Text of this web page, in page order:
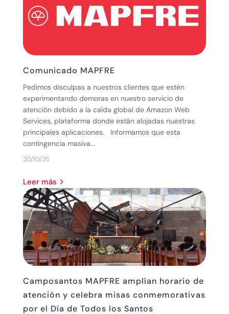
Comunicado MAPFRE
20/10/25
Pedimos disculpas a nuestros clientes que estén
experimentando demoras en nuestro servicio de
atención debido a la caída global de Amazon Web
Services, plataforma donde están alojadas nuestras
principales aplicaciones. Informamos que esta
contingencia masiva...
leer más
Camposantos MAPFRE amplían horario de
atención y celebra misas conmemorativas
por el Día de Todos los Santos